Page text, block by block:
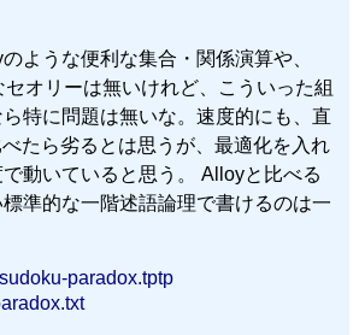
ような便利な集合・関係演算や、
オリーは無いけれど、こういった組
特に問題は無いな。速度的にも、直
たら劣るとは思うが、最適化を入れ
動いていると思う。 Alloyと比べる
準的な一階述語論理で書けるのは一
sudoku-paradox.tptp